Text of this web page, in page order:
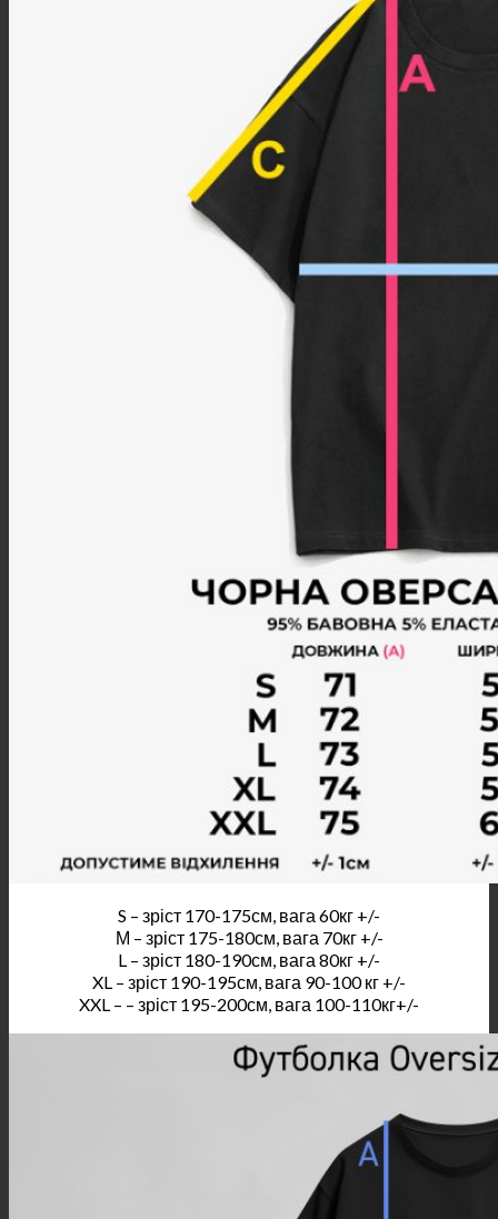
S – зріст 170-175см, вага 60кг +/-
М – зріст 175-180см, вага 70кг +/-
L – зріст 180-190см, вага 80кг +/-
XL – зріст 190-195см, вага 90-100 кг +/-
XXL – – зріст 195-200см, вага 100-110кг+/-